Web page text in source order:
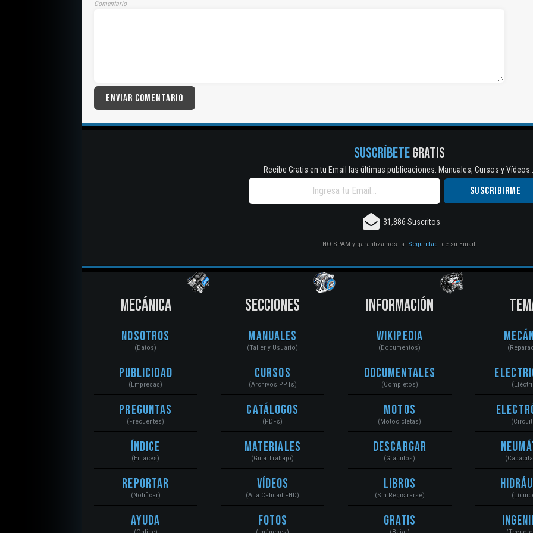
Comentario
SUSCRÍBETEGRATIS
Recibe Gratis en tu Email las últimas publicaciones. Manuales, Cursos y
31,886 Suscritos
NO SPAM y garantizamos la Seguridad de su Email.
MECÁNICA
Nosotros
(Datos)
Publicidad
(Empresas)
Preguntas
(Frecuentes)
Índice
(Enlaces)
Reportar
(Notificar)
Ayuda
SECCIONES
Manuales
(Taller y Usuario)
Cursos
(Archivos PPTs)
Catálogos
(PDFs)
Materiales
(Guía Trabajo)
Vídeos
(Alta Calidad FHD)
Fotos
INFORMACIÓN
Wikipedia
(Documentos)
Documentales
(Completos)
Motos
(Motocicletas)
Descargar
(Gratuitos)
Libros
(Sin Registrarse)
Gratis